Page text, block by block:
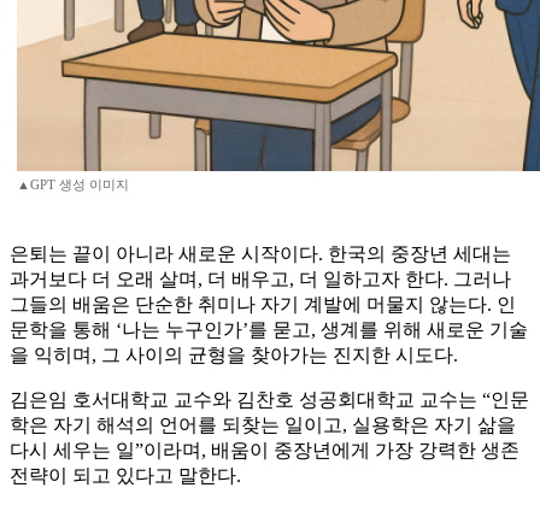
▲GPT 생성 이미지
은퇴는 끝이 아니라 새로운 시작이다. 한국의 중장년 세대는
과거보다 더 오래 살며, 더 배우고, 더 일하고자 한다. 그러나
그들의 배움은 단순한 취미나 자기 계발에 머물지 않는다. 인
문학을 통해 ‘나는 누구인가’를 묻고, 생계를 위해 새로운 기술
을 익히며, 그 사이의 균형을 찾아가는 진지한 시도다.
김은임 호서대학교 교수와 김찬호 성공회대학교 교수는 “인문
학은 자기 해석의 언어를 되찾는 일이고, 실용학은 자기 삶을
다시 세우는 일”이라며, 배움이 중장년에게 가장 강력한 생존
전략이 되고 있다고 말한다.